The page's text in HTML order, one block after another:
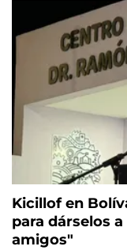
Kicillof en
para dárselos
amigos"